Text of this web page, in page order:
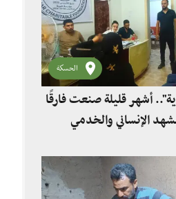
الحسكة
أشهر قليلة صنعت فارقًا
الإنساني والخدمي